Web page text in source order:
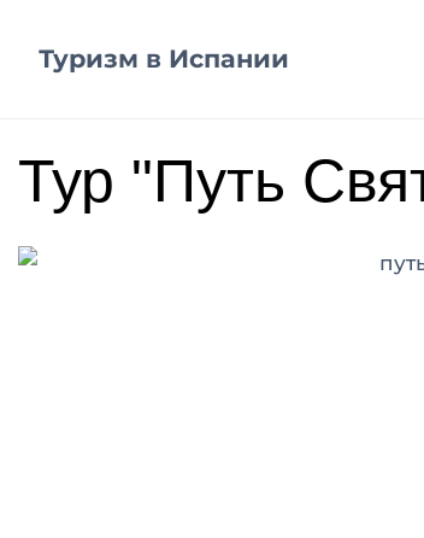
Туризм в Испании
Тур "Путь